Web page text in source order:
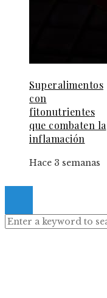
Superalimentos
con
fitonutrientes
que combaten la
inflamación
Hace 3 semanas